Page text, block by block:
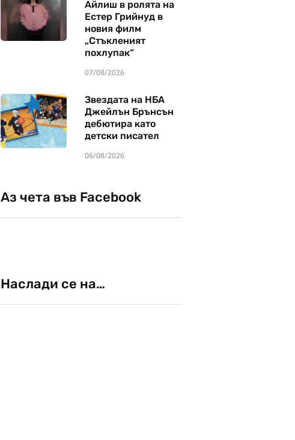
Айлиш в ролята на
Естер Грийнуд в
новия филм
„Стъкленият
похлупак“
07/08/2026
Звездата на НБА
Джейлън Брънсън
дебютира като
детски писател
06/08/2026
Аз чета във Facebook
Наслади се на…